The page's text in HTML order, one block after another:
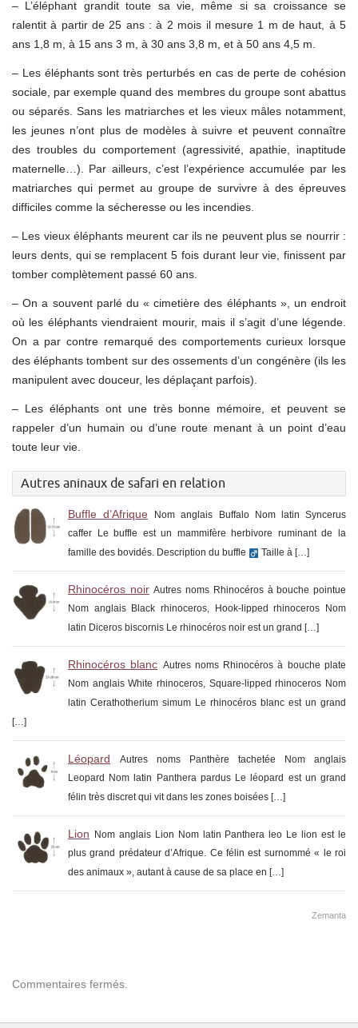
– L’éléphant grandit toute sa vie, même si sa croissance se
ralentit à partir de 25 ans : à 2 mois il mesure 1 m de haut, à 5
ans 1,8 m, à 15 ans 3 m, à 30 ans 3,8 m, et à 50 ans 4,5 m.
– Les éléphants sont très perturbés en cas de perte de cohésion
sociale, par exemple quand des membres du groupe sont abattus
ou séparés. Sans les matriarches et les vieux mâles notamment,
les jeunes n’ont plus de modèles à suivre et peuvent connaître
des troubles du comportement (agressivité, apathie, inaptitude
maternelle…). Par ailleurs, c’est l’expérience accumulée par les
matriarches qui permet au groupe de survivre à des épreuves
difficiles comme la sécheresse ou les incendies.
– Les vieux éléphants meurent car ils ne peuvent plus se nourrir :
leurs dents, qui se remplacent 5 fois durant leur vie, finissent par
tomber complètement passé 60 ans.
– On a souvent parlé du « cimetière des éléphants », un endroit
où les éléphants viendraient mourir, mais il s’agit d’une légende.
On a par contre remarqué des comportements curieux lorsque
des éléphants tombent sur des ossements d’un congénère (ils les
manipulent avec douceur, les déplaçant parfois).
– Les éléphants ont une très bonne mémoire, et peuvent se
rappeler d’un humain ou d’une route menant à un point d’eau
toute leur vie.
Autres aninaux de safari en relation
Buffle d’Afrique Nom anglais Buffalo Nom latin Syncerus
caffer Le buffle est un mammifère herbivore ruminant de la
famille des bovidés. Description du buffle
Taille à […]
Rhinocéros noir Autres noms Rhinocéros à bouche pointue
Nom anglais Black rhinoceros, Hook-lipped rhinoceros Nom
latin Diceros biscornis Le rhinocéros noir est un grand […]
Rhinocéros blanc Autres noms Rhinocéros à bouche plate
Nom anglais White rhinoceros, Square-lipped rhinoceros Nom
latin Cerathotherium simum Le rhinocéros blanc est un grand
[…]
Léopard Autres noms Panthère tachetée Nom anglais
Leopard Nom latin Panthera pardus Le léopard est un grand
félin très discret qui vit dans les zones boisées […]
Lion Nom anglais Lion Nom latin Panthera leo Le lion est le
plus grand prédateur d’Afrique. Ce félin est surnommé « le roi
des animaux », autant à cause de sa place en […]
Zemanta
Commentaires fermés.